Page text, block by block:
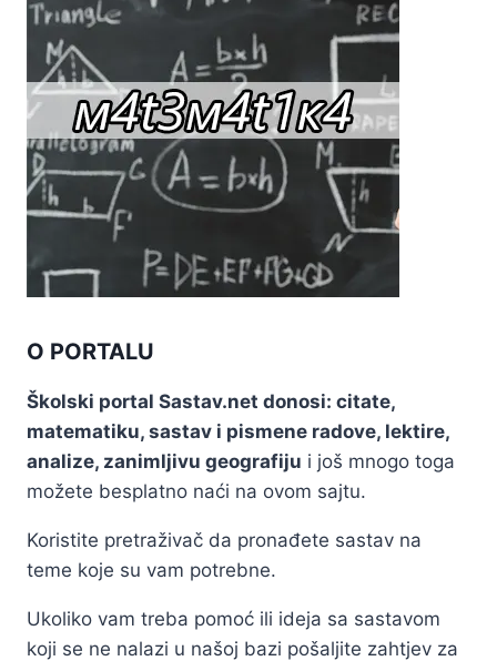
O PORTALU
Školski portal Sastav.net donosi: citate,
matematiku, sastav i pismene radove, lektire,
analize, zanimljivu geografiju i još mnogo toga
možete besplatno naći na ovom sajtu.
Koristite pretraživač da pronađete sastav na
teme koje su vam potrebne.
Ukoliko vam treba pomoć ili ideja sa sastavom
koji se ne nalazi u našoj bazi pošaljite zahtjev za